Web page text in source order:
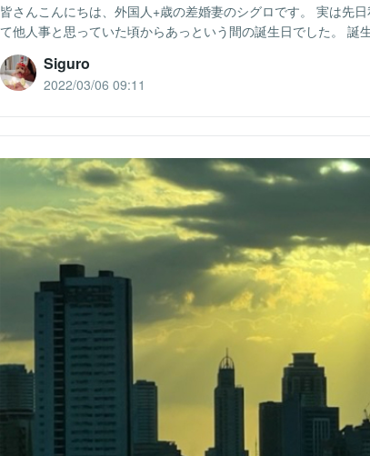
皆さんこんにちは、外国人+歳の差婚妻のシグロです。 実は先
て他人事と思っていた頃からあっという間の誕生日でした。 誕
Siguro
2022/03/06 09:11